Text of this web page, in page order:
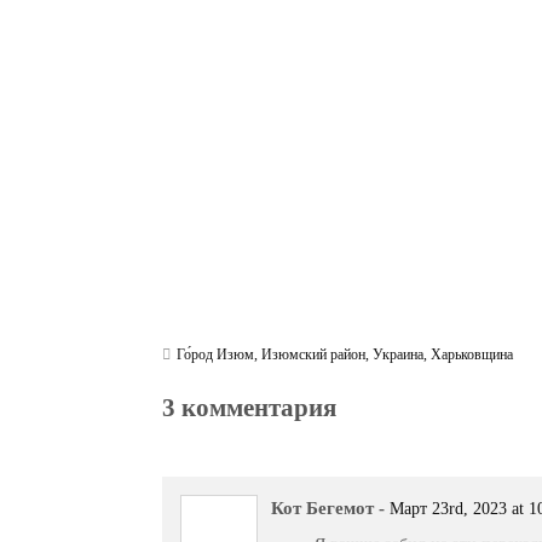
Го́род Изюм,Изюмский район,Украина,Харьковщина
3 комментария
Кот Бегемот - Март 23rd, 2023 at